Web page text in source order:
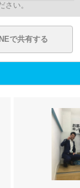
い。
で共有する